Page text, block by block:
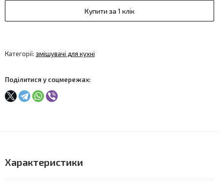
Купити за 1 клік
Категорії: змішувачі для кухні
Поділитися у соцмережах:
Характеристики